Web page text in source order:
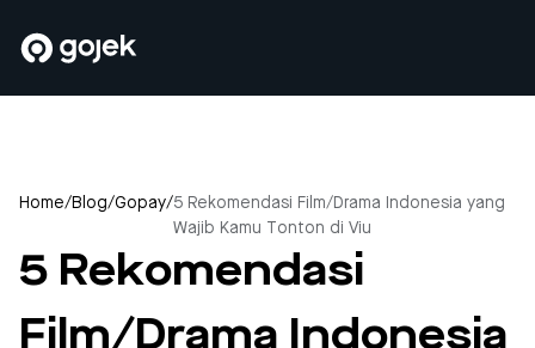
Home/Blog/Gopay/5 Rekomendasi Film/Drama Indonesia yang
Wajib Kamu Tonton di Viu
5 Rekomendasi
Film/Drama Indonesia